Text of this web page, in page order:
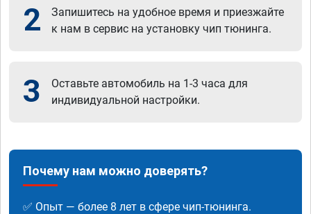
2
Запишитесь на удобное время и приезжайте
к нам в сервис на установку чип тюнинга.
3
Оставьте автомобиль на 1-3 часа для
индивидуальной настройки.
Почему нам можно доверять?
✅ Опыт — более 8 лет в сфере чип-тюнинга.